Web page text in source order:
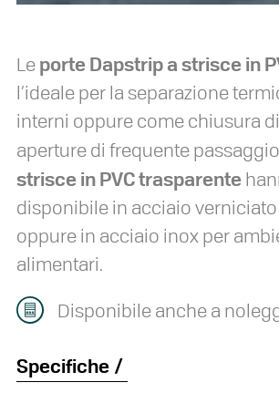
Leporte Dapstrip a strisce in
l’ideale per la separazione
interni oppure come chiusura
aperture di frequente
strisce in PVC trasparente
disponibile in acciaio
oppure in acciaio inox per
alimentari.
Disponibile anche a
Specifiche